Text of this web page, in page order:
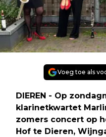
Voeg toe als
DIEREN - Op
klarinetkwartet
zomers concert op
Hof te Dieren,